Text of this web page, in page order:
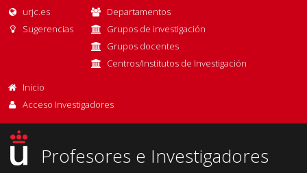
urjc.es
Sugerencias
Departamentos
Grupos de investigación
Grupos docentes
Centros/Institutos de Investigación
Inicio
Acceso Investigadores
Profesores e Investigadores